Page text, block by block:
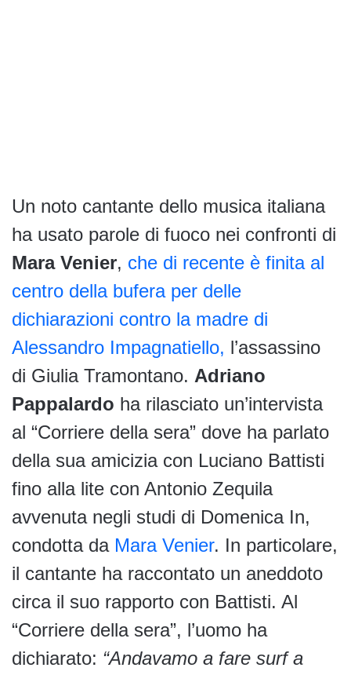
Un noto cantante dello musica italiana
ha usato parole di fuoco nei confronti di
Mara Venier, che di recente è finita al
centro della bufera per delle
dichiarazioni contro la madre di
Alessandro Impagnatiello, l’assassino
di Giulia Tramontano. Adriano
Pappalardo ha rilasciato un’intervista
al “Corriere della sera” dove ha parlato
della sua amicizia con Luciano Battisti
fino alla lite con Antonio Zequila
avvenuta negli studi di Domenica In,
condotta da Mara Venier. In particolare,
il cantante ha raccontato un aneddoto
circa il suo rapporto con Battisti. Al
“Corriere della sera”, l’uomo ha
dichiarato: “Andavamo a fare surf a